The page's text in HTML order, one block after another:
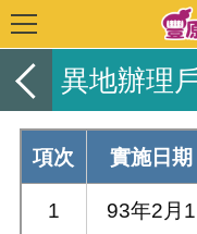
異地辦理
項次 實施日期
1
93年2月1